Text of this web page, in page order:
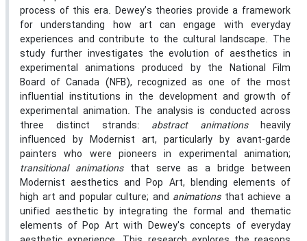
process of this era. Dewey’s theories provide a framework
for understanding how art can engage with everyday
experiences and contribute to the cultural landscape. The
study further investigates the evolution of aesthetics in
experimental animations produced by the National Film
Board of Canada (NFB), recognized as one of the most
influential institutions in the development and growth of
experimental animation. The analysis is conducted across
three distinct strands: abstract animationsheavily
influenced by Modernist art, particularly by avant-garde
painters who were pioneers in experimental animation;
transitional animationsthat serve as a bridge between
Modernist aesthetics and Pop Art, blending elements of
high art and popular culture; and animationsthat achieve a
unified aesthetic by integrating the formal and thematic
elements of Pop Art with Dewey's concepts of everyday